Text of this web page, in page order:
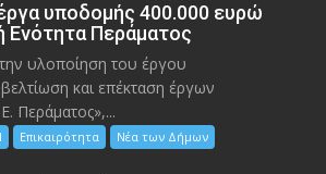
υποδομής 400.000 ευρώ
Ενότητα Περάματος
υλοποίηση του έργου
και επέκταση έργων
Περάματος»,...
Επικαιρότητα Νέα των Δήμων